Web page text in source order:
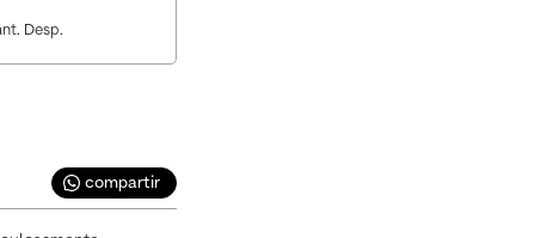
Desp.
compartir